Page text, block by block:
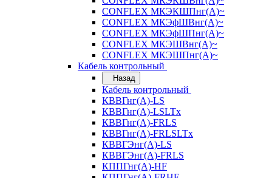
CONFLEX МКЭКШПнг(А)~
CONFLEX МКЭфШВнг(А)~
CONFLEX МКЭфШПнг(А)~
CONFLEX МКЭШВнг(А)~
CONFLEX МКЭШПнг(А)~
Кабель контрольный
Назад
Кабель контрольный
КВВГнг(А)-LS
КВВГнг(А)-LSLTx
КВВГнг(А)-FRLS
КВВГнг(А)-FRLSLTx
КВВГЭнг(А)-LS
КВВГЭнг(А)-FRLS
КППГнг(А)-HF